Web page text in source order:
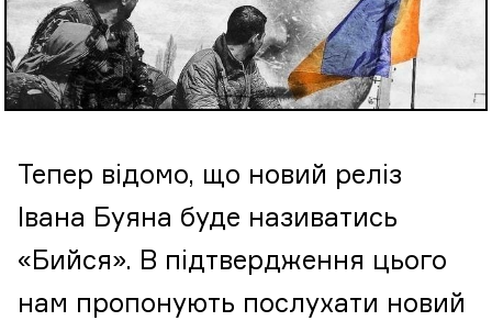
Тепер відомо, що новий реліз
Івана Буяна буде називатись
«Бийся». В підтвердження цього
нам пропонують послухати новий